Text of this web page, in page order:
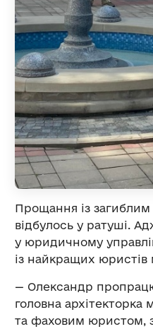
Прощання із
відбулось у ратуші.
у юридичному
із найкращих юристів
— Олександр
головна архітекторка
та фаховим юристом,